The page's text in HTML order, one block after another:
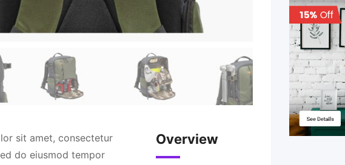
sit amet, consectetur
do eiusmod tempor
Overview